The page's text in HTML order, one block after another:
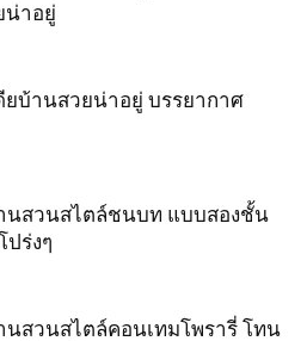
น่าอยู่
ยบ้านสวยน่าอยู่ บรรยากาศ
นสวนสไตล์ชนบท แบบสองชั้น
ปร่งๆ
นสวนสไตล์คอนเทมโพรารี่ โทน